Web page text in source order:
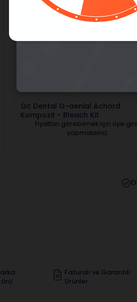
Gc Dental G-aenial Achord
Kompozit - Bleach Kit
Fiyatları görebilmek için üye
yapmalısınız.
Faturalı ve Garantili
Ürünler